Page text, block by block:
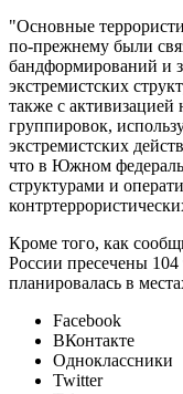
"Основные
по-прежнему были
бандформирований и
экстремистских
также с
группировок,
экстремистских
что в Южном
структурами и
Кроме того, как
России пресечены 104
планировалась в
Facebook
ВКонтакте
Одноклассники
Twitter